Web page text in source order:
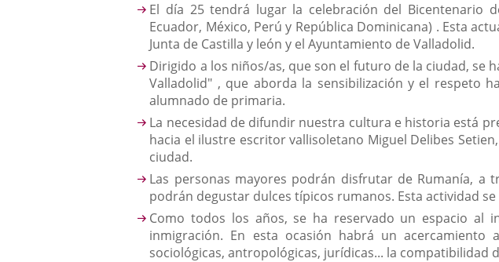
El día 25 tendrá lugar la celebración del Bicentenario
Ecuador, México, Perú y República Dominicana) . Esta
Junta de Castilla y león y el Ayuntamiento de Valladolid.
Dirigido a los niños/as, que son el futuro de la ciudad,
Valladolid" , que aborda la sensibilización y el respeto
alumnado de primaria.
La necesidad de difundir nuestra cultura e historia está
hacia el ilustre escritor vallisoletano Miguel Delibes
ciudad.
Las personas mayores podrán disfrutar de Rumanía, a
podrán degustar dulces típicos rumanos. Esta actividad
Como todos los años, se ha reservado un espacio al
inmigración. En esta ocasión habrá un
sociológicas, antropológicas, jurídicas... la